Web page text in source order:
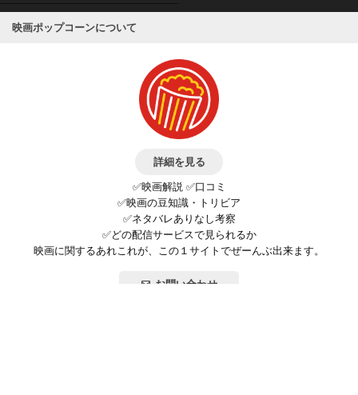
映画ポップコーンについて
詳細を見る
✅映画解説 ✅口コミ
✅映画の豆知識・トリビア
✅ネタバレありなし考察
✅どの配信サービスで見られるか
映画に関するあれこれが、この１サイトでぜーんぶ出来ます。
お問い合わせ